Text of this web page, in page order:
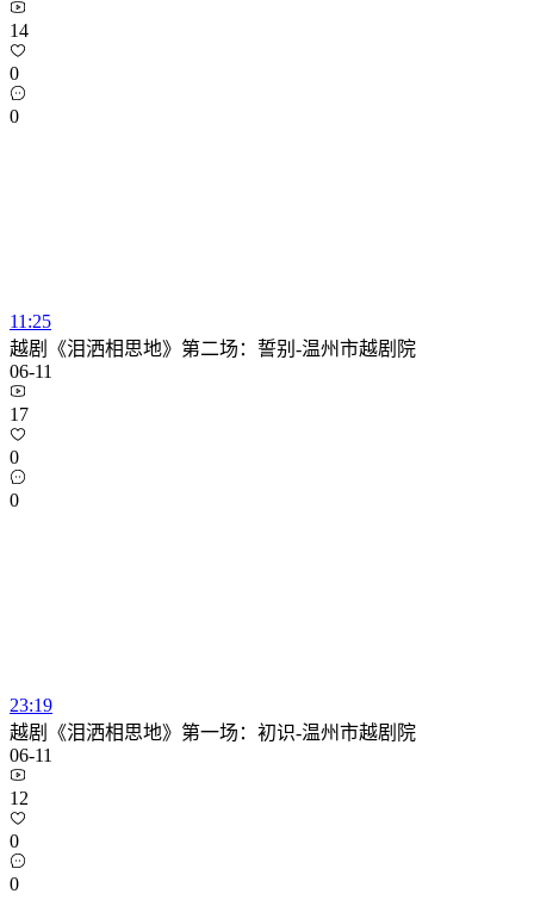
14
0
0
11:25
越剧《泪洒相思地》第二场：誓别-温州市越剧院
06-11
17
0
0
23:19
越剧《泪洒相思地》第一场：初识-温州市越剧院
06-11
12
0
0